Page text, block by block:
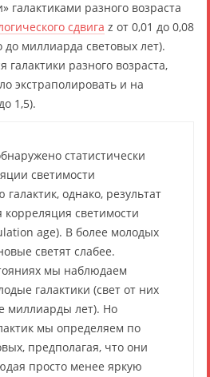
галактиками разного возраста
сдвига z от 0,01 до 0,08
до миллиарда световых лет).
галактики разного возраста,
экстраполировать и на
1,5).
статистически
светимости
однако, результат
светимости
age). В более молодых
светят слабее.
мы наблюдаем
галактики (свет от них
миллиарды лет). Но
мы определяем по
предполагая, что они
просто менее яркую